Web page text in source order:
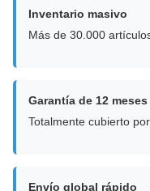
Inventario masivo
Más de 30.000
Garantía de 12 meses
Totalmente cubierto
Envío global rápido